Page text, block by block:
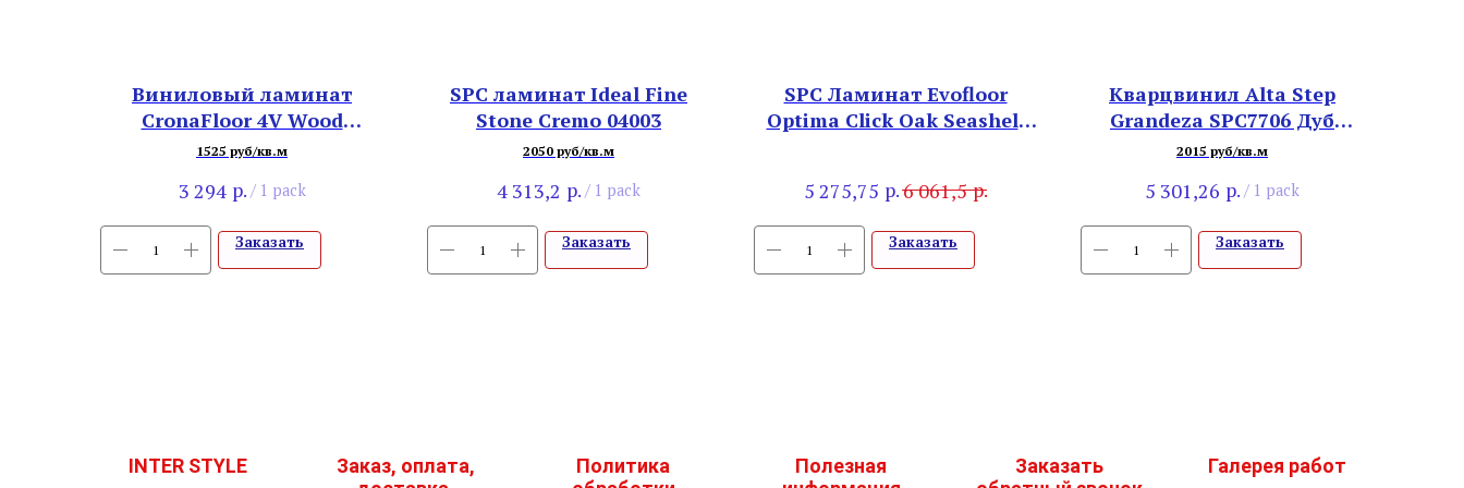
Виниловый ламинат
CronaFloor 4V Wood
BD2771-5 Дуб Атланта
1525 руб/кв.м
3 294 р. / 1 pack
Заказать
SPC ламинат Ideal Fine
Stone Cremo 04003
2050 руб/кв.м
4 313,2 р. / 1 pack
Заказать
SPC Ламинат Evofloor
Optima Click Оak Seashell
5 275,75 р.6 061,5 р.
Заказать
Кварцвинил Alta Step
Grandeza SPC7706 Дуб
Солнечный
2015 руб/кв.м
5 301,26 р. / 1 pack
Заказать
INTER STYLE
Заказ, оплата,
Политика
Полезная
Заказать
Галерея работ